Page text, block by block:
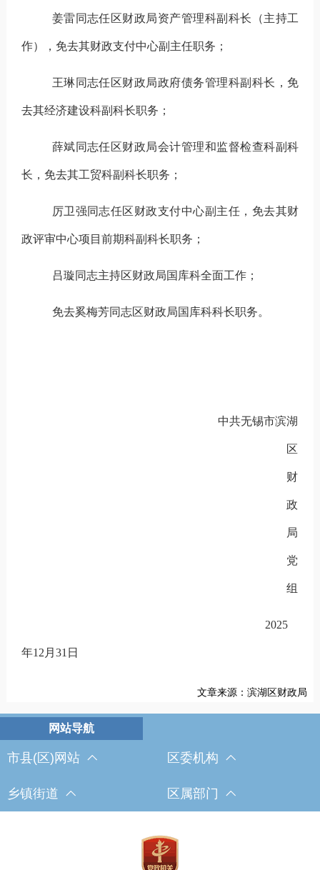
姜雷同志任区财政局资产管理科副科长（主持工
作），免去其财政支付中心副主任职务；
王琳同志任区财政局政府债务管理科副科长，免
去其经济建设科副科长职务；
薛斌同志任区财政局会计管理和监督检查科副科
长，免去其工贸科副科长职务；
厉卫强同志任区财政支付中心副主任，免去其财
政评审中心项目前期科副科长职务；
吕璇同志主持区财政局国库科全面工作；
免去奚梅芳同志区财政局国库科科长职务。
中共无锡市滨湖
区
财
政
局
党
组
2025
年12 月 31 日
文章来源：滨湖区财政局
市县(区)网站 区委机构
乡镇街道 区属部门